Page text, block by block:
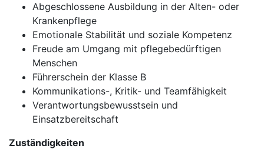
Abgeschlossene Ausbildung in der Alten- oder
Krankenpflege
Emotionale Stabilität und soziale Kompetenz
Freude am Umgang mit pflegebedürftigen
Menschen
Führerschein der Klasse B
Kommunikations-, Kritik- und Teamfähigkeit
Verantwortungsbewusstsein und
Einsatzbereitschaft
Zuständigkeiten